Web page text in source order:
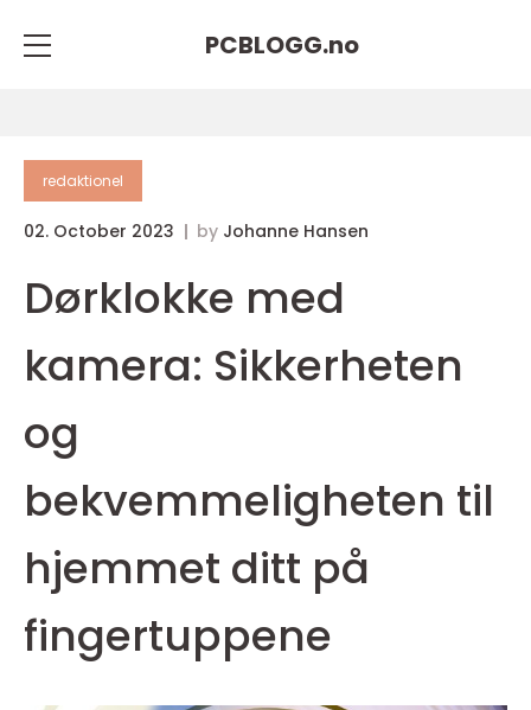
PCBLOGG.no
redaktionel
02. October 2023 by Johanne Hansen
Dørklokke med
kamera: Sikkerheten
og
bekvemmeligheten til
hjemmet ditt på
fingertuppene